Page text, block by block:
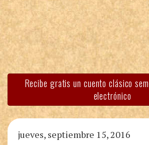
Recibe gratis un cuento clásico
electrónico
jueves, septiembre 15, 2016